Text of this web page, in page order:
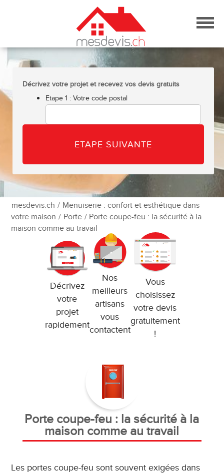
Décrivez votre projet et recevez vos devis gratuits
Etape 1 : Votre code postal
Décrivez
votre
projet
rapidement
Nos
meilleurs
artisans
vous
contactent
Vous
choisissez
votre devis
gratuitement
!
Porte coupe-feu : la sécurité à la
maison comme au travail
Les portes coupe-feu sont souvent exigées dans
mesdevis.ch / Menuiserie : confort et esthétique dans
votre maison / Porte / Porte coupe-feu : la sécurité à la
maison comme au travail